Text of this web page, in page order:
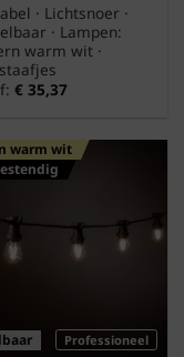
· Lichtsnoer ·
· Lampen:
warm wit ·
€ 35,37
Professioneel
warm wit